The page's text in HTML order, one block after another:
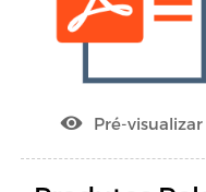
 Pré-visualizar